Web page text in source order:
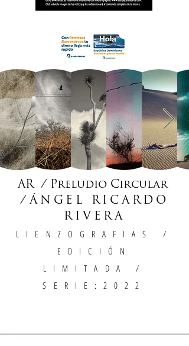
AR / Preludio Circular
/ÁNGEL RICARDO
RIVERA
LIENZOGRAFIAS
/
EDICIÓN
LIMITADA /
SERIE:2022